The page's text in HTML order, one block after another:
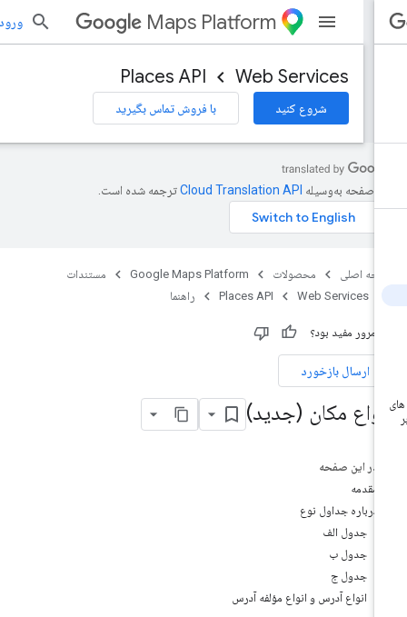
Maps Platform ورود به
Web Services
Places API
شروع کنید با فروش تماس بگیرید
صفحه به‌وسیله ترجمه شده است.
اصلی محصولات Google Maps Platform
مستندات
Web Services
Places API راهنما
مرور مفید بود؟
ارسال بازخورد
مکان (جدید)
در این صفحه
مقدمه
درباره جداول نوع
جدول الف
جدول ب
جدول ج
انواع آدرس و انواع مؤلفه آدرس